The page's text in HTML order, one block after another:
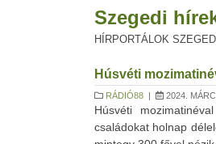
Szegedi
HÍRPORTÁLOK
Húsvéti
RÁDIÓ88 | 2024.
Húsvéti
családokat holnap